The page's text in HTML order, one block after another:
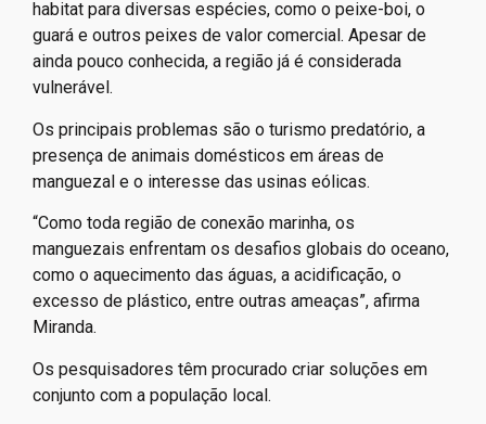
habitat para diversas espécies, como o peixe-boi, o
guará e outros peixes de valor comercial. Apesar de
ainda pouco conhecida, a região já é considerada
vulnerável.
Os principais problemas são o turismo predatório, a
presença de animais domésticos em áreas de
manguezal e o interesse das usinas eólicas.
“Como toda região de conexão marinha, os
manguezais enfrentam os desafios globais do oceano,
como o aquecimento das águas, a acidificação, o
excesso de plástico, entre outras ameaças”, afirma
Miranda.
Os pesquisadores têm procurado criar soluções em
conjunto com a população local.